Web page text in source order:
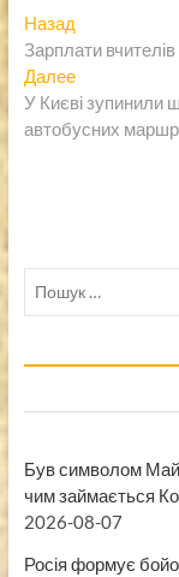
Навигация
по
записям
НазадПредыдущая
запись:
Зарплати
ДалееСледующая
запись:
У Києві зупинили
автобусних
Був символом
чим займається
2026-08-07
Росія формує